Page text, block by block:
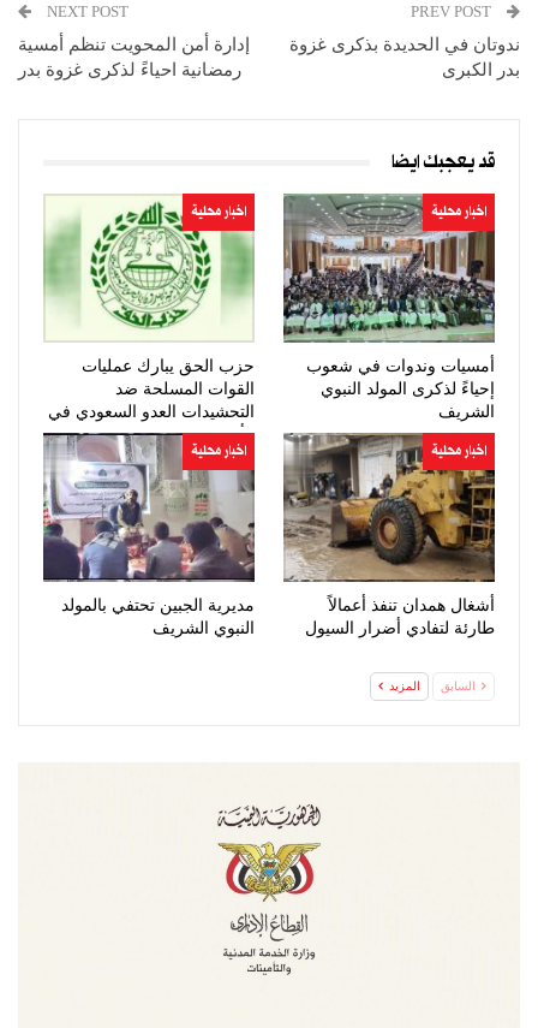
ندوتان في الحديدة بذكرى غزوة
بدر الكبرى
NEXT POST
إدارة أمن المحويت تنظم أمسية
رمضانية احياءً لذكرى غزوة بدر
قد يعجبك ايضا
اخبار محلية
أمسيات وندوات في شعوب
إحياءً لذكرى المولد النبوي
الشريف
اخبار محلية
حزب الحق يبارك عمليات
القوات المسلحة ضد
التحشيدات العدو السعودي في
مأرب وحضرموت
اخبار محلية
أشغال همدان تنفذ أعمالاً
طارئة لتفادي أضرار السيول
اخبار محلية
مديرية الجبين تحتفي بالمولد
النبوي الشريف
السابق المزيد